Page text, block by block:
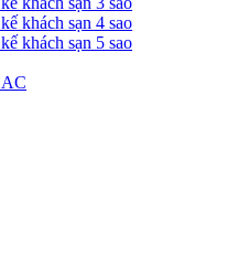
khách sạn 4 sao
khách sạn 5 sao